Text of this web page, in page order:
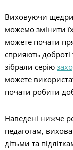
Виховуючи
можемо змінити
можете почати
сприяють
зібрали серію
можете
почати робити
Наведені нижче
педагогам,
дітьми та